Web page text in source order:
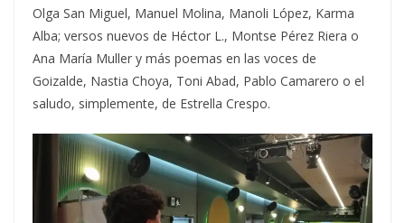
Olga San Miguel, Manuel Molina, Manoli López, Karma
Alba; versos nuevos de Héctor L., Montse Pérez Riera o
Ana María Muller y más poemas en las voces de
Goizalde, Nastia Choya, Toni Abad, Pablo Camarero o el
saludo, simplemente, de Estrella Crespo.